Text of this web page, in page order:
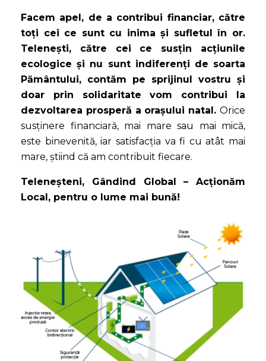
Facem apel, de a contribui financiar, către
toți cei ce sunt cu inima și sufletul în or.
Telenești, către cei ce susțin acțiunile
ecologice și nu sunt indiferenți de soarta
Pământului, contăm pe sprijinul vostru și
doar prin solidaritate vom contribui la
dezvoltarea prosperă a orașului natal. Orice
susținere financiară, mai mare sau mai mică,
este binevenită, iar satisfacția va fi cu atât mai
mare, știind că am contribuit fiecare.
Teleneșteni, Gândind Global – Acționăm
Local, pentru o lume mai bună!